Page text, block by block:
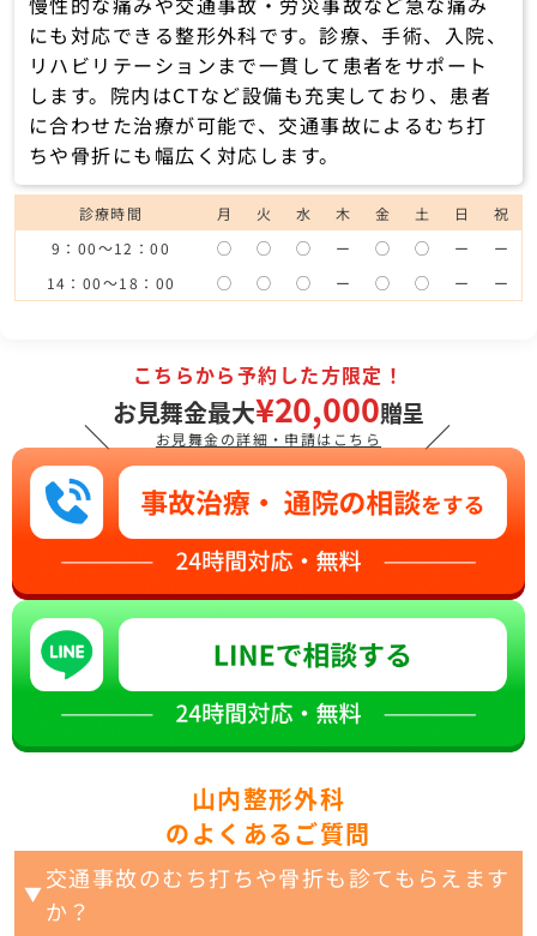
診療時間 月 火 水 木 金 土 日
祝
9：00～12：00
◯ ◯ ◯ ー ◯ ◯ ー
ー
14：00～18：00
◯ ◯ ◯ ー ◯ ◯ ー ー
にも対応できる整形外科です。診療、手術、入院、
リハビリテーションまで一貫して患者をサポート
します。院内はCTなど設備も充実しており、患者
に合わせた治療が可能で、交通事故によるむち打
ちや骨折にも幅広く対応します。
＼
こちらから予約した方限定！
お見舞金最大¥20,000贈呈
お見舞金の詳細・申請はこちら ／
山内整形外科
のよくあるご質問
▼
交通事故のむち打ちや骨折も診てもらえます
か？